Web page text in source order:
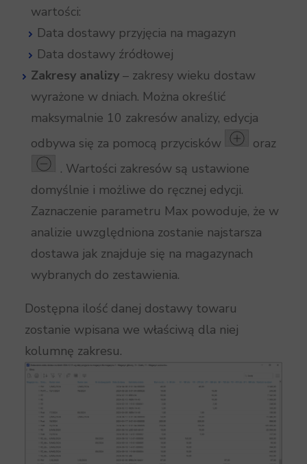
wartości:
Data dostawy przyjęcia na magazyn
Data dostawy źródłowej
Zakresy analizy – zakresy wieku dostaw
wyrażone w dniach. Można określić
maksymalnie 10 zakresów analizy, edycja
odbywa się za pomocą przycisków
oraz
. Wartości zakresów są ustawione
domyślnie i możliwe do ręcznej edycji.
Zaznaczenie parametru Max powoduje, że w
analizie uwzględniona zostanie najstarsza
dostawa jak znajduje się na magazynach
wybranych do zestawienia.
Dostępna ilość danej dostawy towaru
zostanie wpisana we właściwą dla niej
kolumnę zakresu.